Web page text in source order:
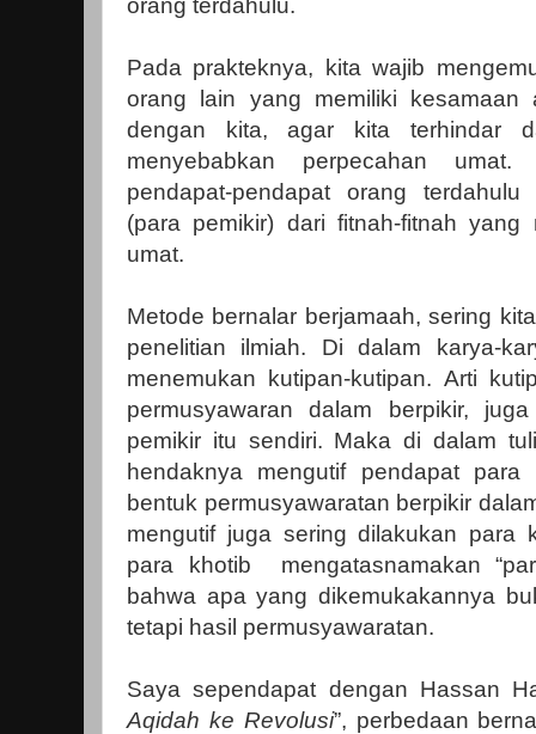
orang terdahulu.
Pada prakteknya, kita wajib
orang lain yang memiliki kesamaan
dengan kita, agar kita terhindar
menyebabkan perpecahan umat.
pendapat-pendapat orang
(para pemikir) dari fitnah-fitnah yang
umat.
Metode bernalar berjamaah, sering
penelitian ilmiah. Di dalam karya-
menemukan kutipan-kutipan. Arti
permusyawaran dalam berpikir,
pemikir itu sendiri. Maka di dalam
hendaknya mengutif pendapat para
bentuk permusyawaratan berpikir
mengutif juga sering dilakukan para
para khotib mengatasnamakan
bahwa apa yang dikemukakannya
tetapi hasil permusyawaratan.
Saya sependapat dengan Hassan
Aqidah ke Revolusi”, perbedaan